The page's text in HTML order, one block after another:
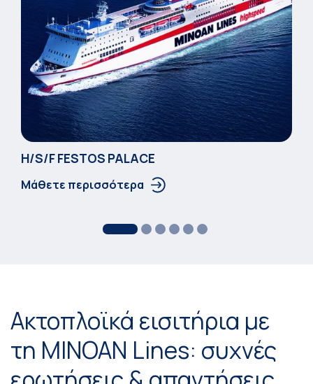
Η/S/F FESTOS PALACΕ
Μάθετε περισσότερα
Ακτοπλοϊκά εισιτήρια με
τη MINOAN Lines: συχνές